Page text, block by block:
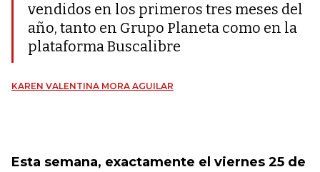
vendidos en los primeros tres meses del
año, tanto en Grupo Planeta como en la
plataforma Buscalibre
KAREN VALENTINA MORA AGUILAR
Esta semana, exactamente el viernes 25 de